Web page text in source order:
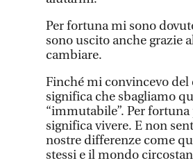
Per fortuna mi sono
sono uscito anche grazie
cambiare.
Finché mi convincevo
significa che sbagliamo
“immutabile”. Per
significa vivere. E non
nostre differenze come
stessi e il mondo